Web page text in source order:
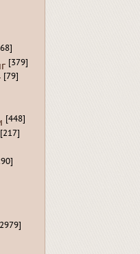
[379]
[79]
[448]
[217]